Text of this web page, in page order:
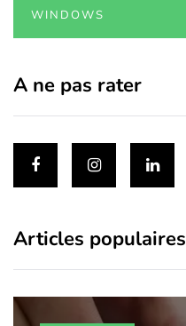
WINDOWS
A ne pas rater
Articles populaires